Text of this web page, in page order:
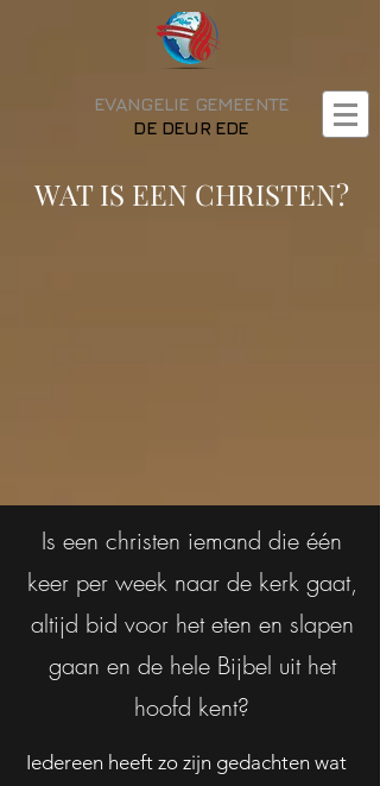
EVANGELIE GEMEENTE
DE DEUR EDE
WAT IS EEN CHRISTEN?
Is een christen iemand die één
keer per week naar de kerk gaat,
altijd bid voor het eten en slapen
gaan en de hele Bijbel uit het
hoofd kent?
Iedereen heeft zo zijn gedachten wat